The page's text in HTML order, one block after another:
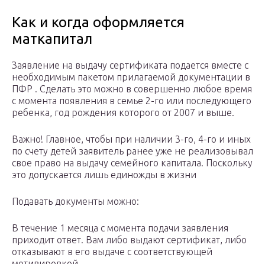
Как и когда оформляется
маткапитал
Заявление на выдачу сертификата подается вместе с
необходимым пакетом прилагаемой документации в
ПФР . Сделать это можно в совершенно любое время
с момента появления в семье 2-го или последующего
ребенка, год рождения которого от 2007 и выше.
Важно! Главное, чтобы при наличии 3-го, 4-го и иных
по счету детей заявитель ранее уже не реализовывал
свое право на выдачу семейного капитала. Поскольку
это допускается лишь единожды в жизни
Подавать документы можно:
В течение 1 месяца с момента подачи заявления
приходит ответ. Вам либо выдают сертификат, либо
отказывают в его выдаче с соответствующей